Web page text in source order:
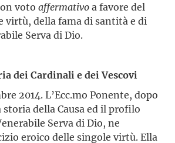
voto affermativoa favore del
virtù, della fama di santità e di
Serva di Dio.
dei Cardinali e dei Vescovi
2014. L’Ecc.mo Ponente, dopo
della Causa ed il profilo
Serva di Dio, ne
eroico delle singole virtù. Ella